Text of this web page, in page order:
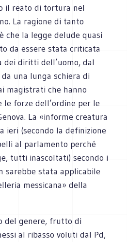
il reato di tortura nel
La ragione di tanto
che la legge delude quasi
da essere stata criticata
dei diritti dell’uomo, dal
da una lunga schiera di
magistrati che hanno
forze dell’ordine per le
La «informe creatura
ieri (secondo la definizione
al parlamento perché
tutti inascoltati) secondo i
sarebbe stata applicabile
messicana» della
del genere, frutto di
al ribasso voluti dal Pd,